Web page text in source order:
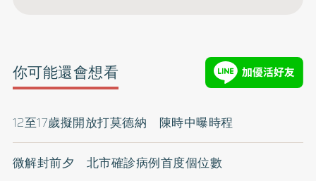
你可能還會想看
12至17歲擬開放打莫德納 陳時中曝時程
微解封前夕 北市確診病例首度個位數